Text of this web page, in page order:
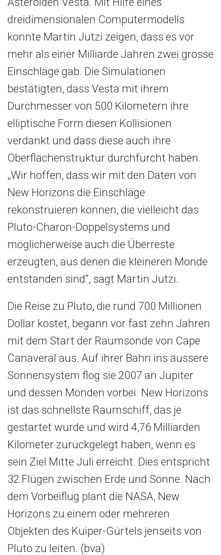
dreidimensionalen Computermodells
konnte Martin Jutzi zeigen, dass es vor
mehr als einer Milliarde Jahren zwei grosse
Einschläge gab. Die Simulationen
bestätigten, dass Vesta mit ihrem
Durchmesser von 500 Kilometern ihre
elliptische Form diesen Kollisionen
verdankt und dass diese auch ihre
Oberflächenstruktur durchfurcht haben.
„Wir hoffen, dass wir mit den Daten von
New Horizons die Einschläge
rekonstruieren können, die vielleicht das
Pluto-Charon-Doppelsystems und
möglicherweise auch die Überreste
erzeugten, aus denen die kleineren Monde
entstanden sind“, sagt Martin Jutzi.
Die Reise zu Pluto, die rund 700 Millionen
Dollar kostet, begann vor fast zehn Jahren
mit dem Start der Raumsonde von Cape
Canaveral aus. Auf ihrer Bahn ins äussere
Sonnensystem flog sie 2007 an Jupiter
und dessen Monden vorbei. New Horizons
ist das schnellste Raumschiff, das je
gestartet wurde und wird 4,76 Milliarden
Kilometer zurückgelegt haben, wenn es
sein Ziel Mitte Juli erreicht. Dies entspricht
32 Flügen zwischen Erde und Sonne. Nach
dem Vorbeiflug plant die NASA, New
Horizons zu einem oder mehreren
Objekten des Kuiper-Gürtels jenseits von
Pluto zu leiten. (bva)